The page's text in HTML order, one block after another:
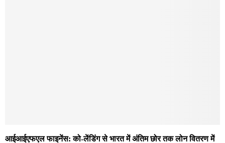
आईआईएफएल फाइनेंस: को-लेंडिंग से भारत में अंतिम छोर तक लोन वितरण में